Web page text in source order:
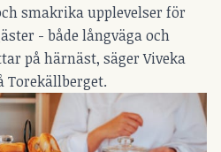
smakrika upplevelser för
- både långväga och
på härnäst, säger Viveka
Torekällberget.